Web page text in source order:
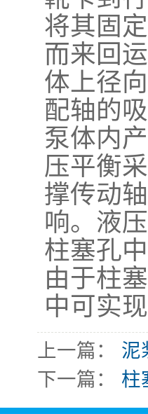
将其固
而来回
体上径
配轴的
泵体内
压平衡
撑传动
响。液
柱塞孔
由于柱
中可实
上一篇： 泥
下一篇： 柱